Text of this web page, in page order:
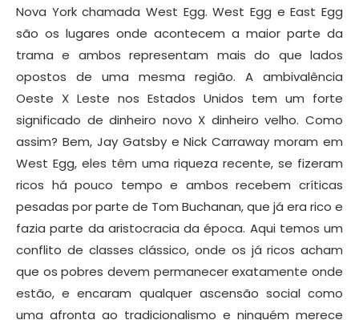
Nova York chamada West Egg. West Egg e East Egg
são os lugares onde acontecem a maior parte da
trama e ambos representam mais do que lados
opostos de uma mesma região. A ambivalência
Oeste X Leste nos Estados Unidos tem um forte
significado de dinheiro novo X dinheiro velho. Como
assim? Bem, Jay Gatsby e Nick Carraway moram em
West Egg, eles têm uma riqueza recente, se fizeram
ricos há pouco tempo e ambos recebem críticas
pesadas por parte de Tom Buchanan, que já era rico e
fazia parte da aristocracia da época. Aqui temos um
conflito de classes clássico, onde os já ricos acham
que os pobres devem permanecer exatamente onde
estão, e encaram qualquer ascensão social como
uma afronta ao tradicionalismo e ninguém merece